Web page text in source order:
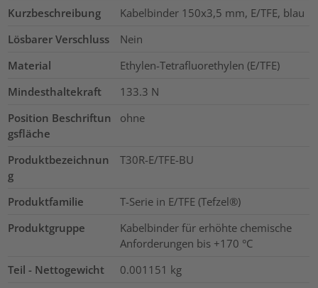
Kurzbeschreibung
Kabelbinder 150x3,5 mm, E/TFE, blau
Lösbarer Verschluss
Nein
Material
Ethylen-Tetrafluorethylen (E/TFE)
Mindesthaltekraft
133.3 N
Position Beschriftun
gsfläche
ohne
Produktbezeichnun
g
T30R-E/TFE-BU
Produktfamilie
T-Serie in E/TFE (Tefzel®)
Produktgruppe
Kabelbinder für erhöhte chemische
Anforderungen bis +170 °C
Teil - Nettogewicht
0.001151 kg